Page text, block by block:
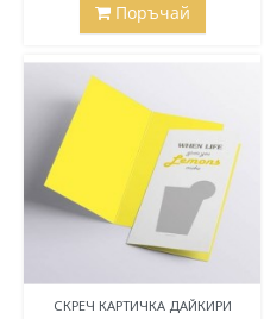
Поръчай
СКРЕЧ КАРТИЧКА ДАЙКИРИ